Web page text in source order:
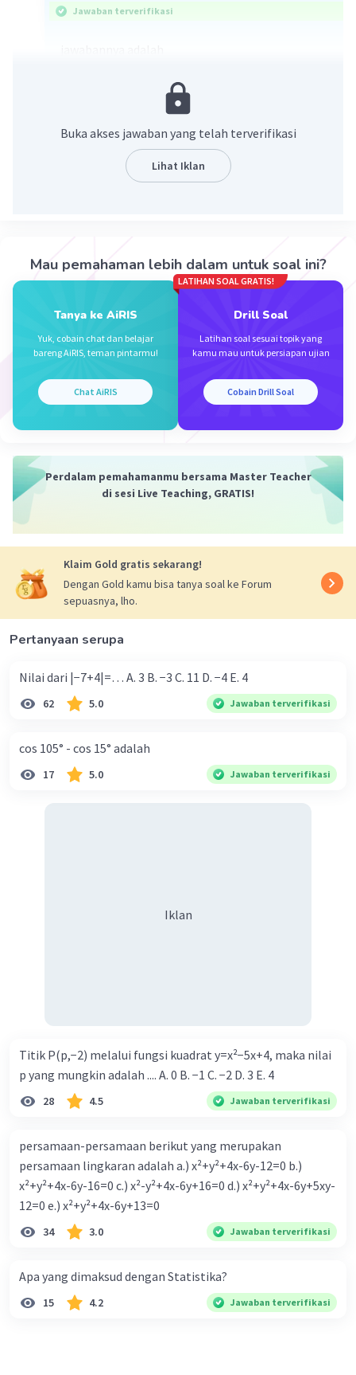
Jawaban terverifikasi
Buka akses jawaban yang telah terverifikasi
Lihat Iklan
Mau pemahaman lebih dalam untuk soal ini?
Tanya ke AiRIS
Yuk, cobain chat dan belajar
bareng AiRIS, teman pintarmu!
Chat AiRIS
LATIHAN SOAL GRATIS!
Drill Soal
Latihan soal sesuai topik yang
kamu mau untuk persiapan ujian
Cobain Drill Soal
Perdalam pemahamanmu bersama Master Teacher
di sesi Live Teaching, GRATIS!
Klaim Gold gratis sekarang!
Dengan Gold kamu bisa tanya soal ke Forum
sepuasnya, lho.
Pertanyaan serupa
Nilai dari |−7+4|=… A. 3 B. −3 C. 11 D. −4 E. 4
62 5.0 Jawaban terverifikasi
cos 105° - cos 15° adalah
17 5.0 Jawaban terverifikasi
Iklan
Titik P(p,−2) melalui fungsi kuadrat y=x²−5x+4, maka nilai
p yang mungkin adalah .... A. 0 B. −1 C. −2 D. 3 E. 4
28 4.5 Jawaban terverifikasi
persamaan-persamaan berikut yang merupakan
persamaan lingkaran adalah a.) x²+y²+4x-6y-12=0 b.)
x²+y²+4x-6y-16=0 c.) x²-y²+4x-6y+16=0 d.) x²+y²+4x-6y+5xy-
12=0 e.) x²+y²+4x-6y+13=0
34 3.0 Jawaban terverifikasi
Apa yang dimaksud dengan Statistika?
15 4.2 Jawaban terverifikasi